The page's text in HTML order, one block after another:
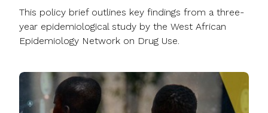
This policy brief outlines key findings from a three-
year epidemiological study by the West African
Epidemiology Network on Drug Use.